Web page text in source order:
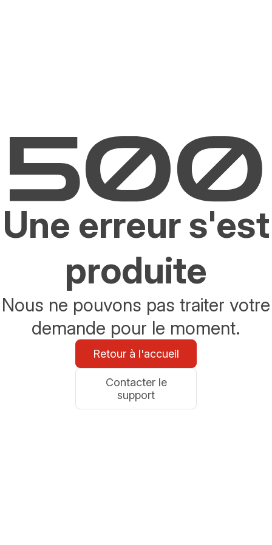
Une erreur s'est
produite
Nous ne pouvons pas traiter votre
demande pour le moment.
Retour à l'accueil
Contacter le
support